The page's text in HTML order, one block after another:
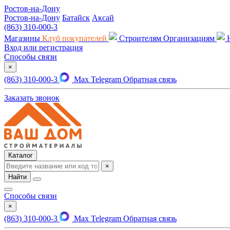
Ростов-на-Дону
Ростов-на-Дону Батайск Аксай
(863) 310-000-3
Магазины Клуб покупателей Строителям Организациям
Вход или регистрация
Способы связи
×
(863) 310-000-3 Max Telegram Обратная связь
Заказать звонок
Каталог
×
Найти
Способы связи
×
(863) 310-000-3 Max Telegram Обратная связь